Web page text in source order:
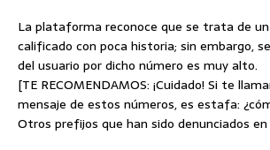
La plataforma reconoce que se trata de
calificado con poca historia; sin embargo,
del usuario por dicho número es muy alto.
[TE RECOMENDAMOS: ¡Cuidado! Si te
mensaje de estos números, es estafa:
Otros prefijos que han sido denunciados